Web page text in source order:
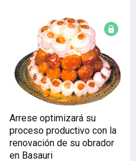
Bizkaiko Txakolina seguirá
apostando por la calidad y
por un crecimiento
“mesurado y sostenible”
de la producción en los
próximos años, “todo para
obtener un txakoli
la bodega”, aseguró el
presidente de la D.O., Iñaki
Aretxabaleta. En esta
Arrese optimizará su
proceso productivo con la
renovación de su obrador
en Basauri